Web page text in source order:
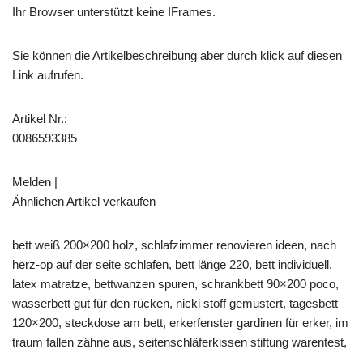
Ihr Browser unterstützt keine IFrames.
Sie können die Artikelbeschreibung aber durch klick auf diesen
Link aufrufen.
Artikel Nr.:
0086593385
Melden |
Ähnlichen Artikel verkaufen
bett weiß 200×200 holz, schlafzimmer renovieren ideen, nach
herz-op auf der seite schlafen, bett länge 220, bett individuell,
latex matratze, bettwanzen spuren, schrankbett 90×200 poco,
wasserbett gut für den rücken, nicki stoff gemustert, tagesbett
120×200, steckdose am bett, erkerfenster gardinen für erker, im
traum fallen zähne aus, seitenschläferkissen stiftung warentest,